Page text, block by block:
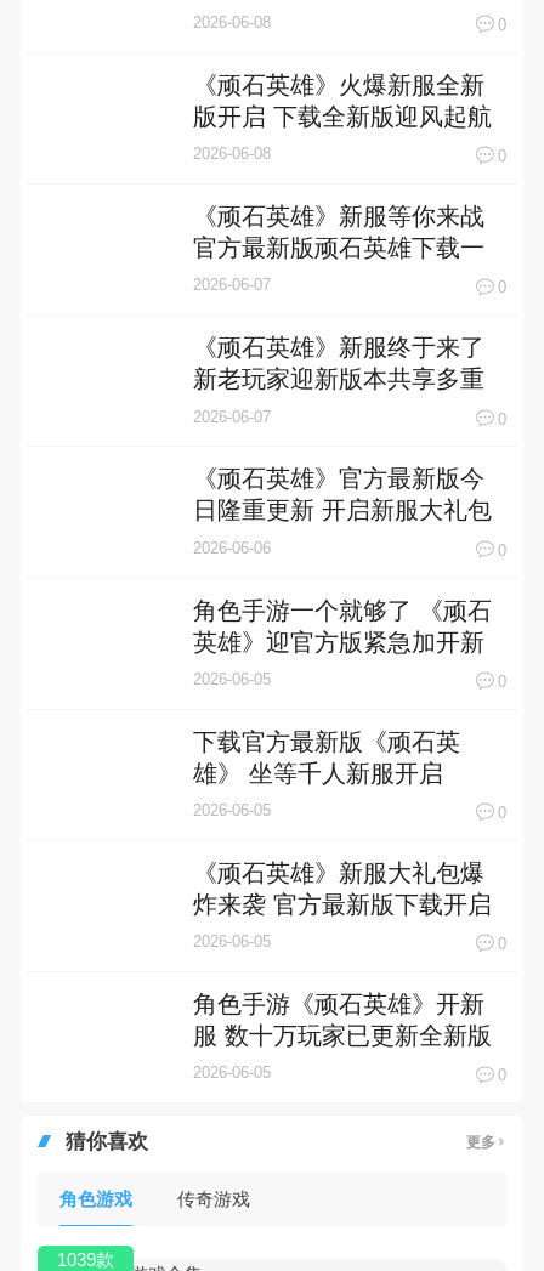
2026-06-08 0
《顽石英雄》火爆新服全新
版开启 下载全新版迎风起航
2026-06-08 0
《顽石英雄》新服等你来战
官方最新版顽石英雄下载一
并送上
2026-06-07 0
《顽石英雄》新服终于来了
新老玩家迎新版本共享多重
礼遇
2026-06-07 0
《顽石英雄》官方最新版今
日隆重更新 开启新服大礼包
共襄盛举
2026-06-06 0
角色手游一个就够了 《顽石
英雄》迎官方版紧急加开新
服
2026-06-05 0
下载官方最新版《顽石英
雄》 坐等千人新服开启
2026-06-05 0
《顽石英雄》新服大礼包爆
炸来袭 官方最新版下载开启
2026-06-05 0
角色手游《顽石英雄》开新
服 数十万玩家已更新全新版
2026-06-05 0
猜你喜欢 更多
角色游戏 传奇游戏
1039款